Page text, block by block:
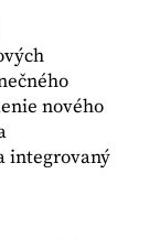
nového
integrovaný